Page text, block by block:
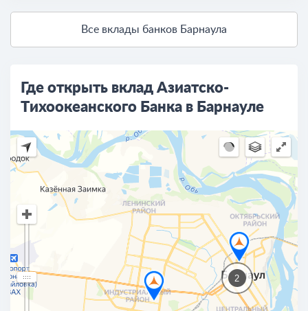
Все вклады банков Барнаула
Где открыть вклад Азиатско-
Тихоокеанского Банка в Барнауле
2